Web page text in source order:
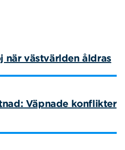
när västvärlden åldras
Väpnade konflikter